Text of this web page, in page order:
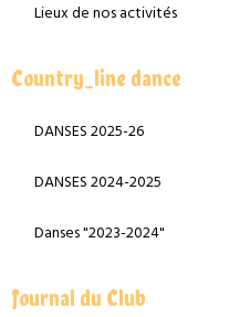
Lieux de nos activités
Country_line dance
DANSES 2025-26
DANSES 2024-2025
Danses "2023-2024"
Journal du Club